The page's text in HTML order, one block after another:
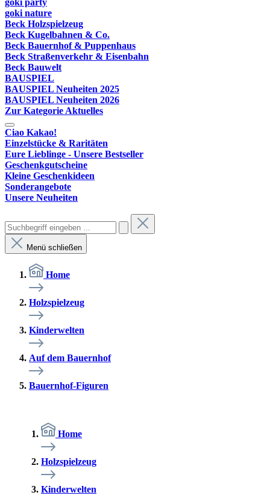
goki party
goki nature
Beck Holzspielzeug
Beck Kugelbahnen & Co.
Beck Bauernhof & Puppenhaus
Beck Straßenverkehr & Eisenbahn
Beck Bauwelt
BAUSPIEL
BAUSPIEL Neuheiten 2025
BAUSPIEL Neuheiten 2026
Zur Kategorie Aktuelles
Ciao Kakao!
Einzelstücke & Raritäten
Eure Lieblinge - Unsere Bestseller
Geschenkgutscheine
Kleine Geschenkideen
Sonderangebote
Unsere Neuheiten
Menü schließen
Home
Holzspielzeug
Kinderwelten
Auf dem Bauernhof
Bauernhof-Figuren
Home
Holzspielzeug
Kinderwelten